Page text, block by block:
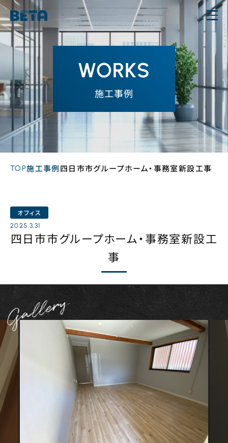
内
容
ッ
プ
WORKS
施工事例
TOP施工事例 四日市市グループホーム・事務室新設工事
オフィス
2025.3.31
四日市市グループホーム・事務室新設工
事